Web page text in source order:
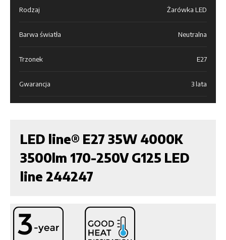
Rodzaj Żarówka LED
Barwa światła Neutralna
Trzonek E27
Gwarancja 3 lata
LED line® E27 35W 4000K
3500lm 170-250V G125 LED
line 244247